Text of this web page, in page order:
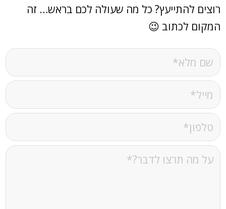
רוצים להתייעץ? כל מה שעולה לכם בראש… זה
המקום לכתוב 😉